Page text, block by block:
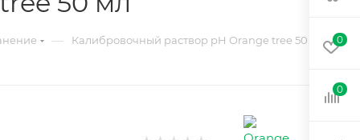
— Калибровочный раствор pH Orange tree 50 мл 0
0